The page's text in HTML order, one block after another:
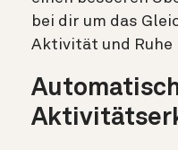
bei dir um das
Aktivität und